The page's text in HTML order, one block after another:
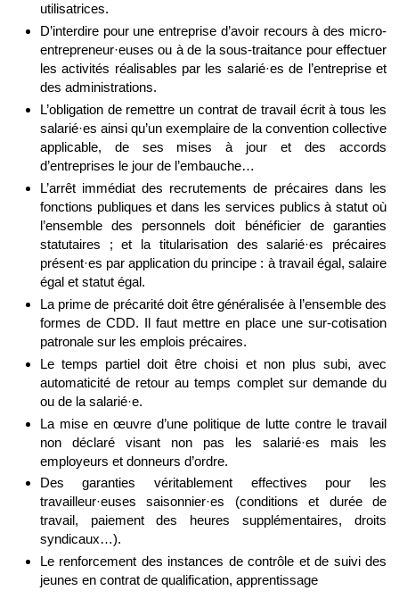
utilisatrices.
D’interdire pour une entreprise d’avoir recours à des micro-
entrepreneur·euses ou à de la sous-traitance pour effectuer
les activités réalisables par les salarié·es de l’entreprise et
des administrations.
L’obligation de remettre un contrat de travail écrit à tous les
salarié·es ainsi qu’un exemplaire de la convention collective
applicable, de ses mises à jour et des accords
d’entreprises le jour de l’embauche…
L’arrêt immédiat des recrutements de précaires dans les
fonctions publiques et dans les services publics à statut où
l’ensemble des personnels doit bénéficier de garanties
statutaires ; et la titularisation des salarié·es précaires
présent·es par application du principe : à travail égal, salaire
égal et statut égal.
La prime de précarité doit être généralisée à l’ensemble des
formes de CDD. Il faut mettre en place une sur-cotisation
patronale sur les emplois précaires.
Le temps partiel doit être choisi et non plus subi, avec
automaticité de retour au temps complet sur demande du
ou de la salarié·e.
La mise en œuvre d’une politique de lutte contre le travail
non déclaré visant non pas les salarié·es mais les
employeurs et donneurs d’ordre.
Des garanties véritablement effectives pour les
travailleur·euses saisonnier·es (conditions et durée de
travail, paiement des heures supplémentaires, droits
syndicaux…).
Le renforcement des instances de contrôle et de suivi des
jeunes en contrat de qualification, apprentissage